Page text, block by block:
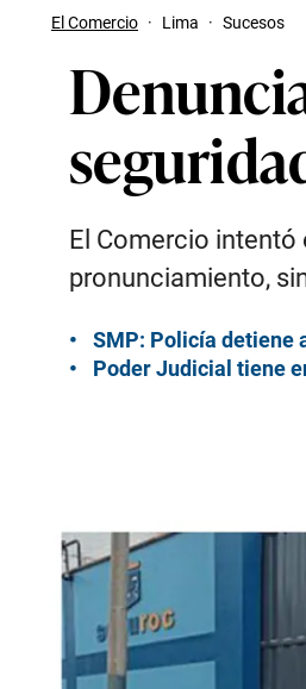
El Comercio · Lima · Sucesos
El Comercio intentó
pronunciamiento,
SMP: Policía detiene
Poder Judicial tiene